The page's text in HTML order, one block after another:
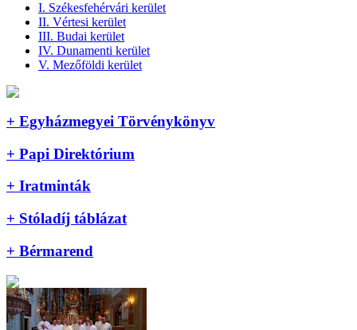
I. Székesfehérvári kerület
II. Vértesi kerület
III. Budai kerület
IV. Dunamenti kerület
V. Mezőföldi kerület
+ Egyházmegyei Törvénykönyv
+ Papi Direktórium
+ Iratminták
+ Stóladíj táblázat
+ Bérmarend